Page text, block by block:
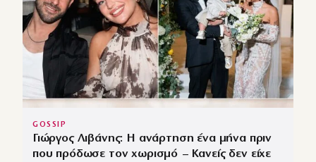
GOSSIP
Γιώργος Λιβάνης: Η ανάρτηση ένα μήνα πριν
που πρόδωσε τον χωρισμό – Κανείς δεν είχε